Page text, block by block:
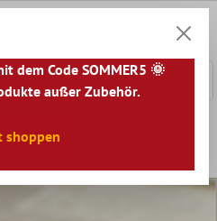
Marmor
Beige
dem Code SOMMER5 🌞
außer Zubehör.
shoppen